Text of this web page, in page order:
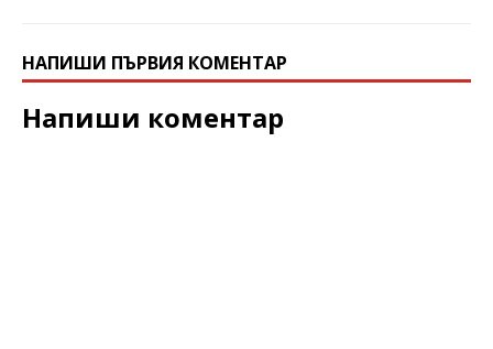
НАПИШИ ПЪРВИЯ КОМЕНТАР
Напиши коментар